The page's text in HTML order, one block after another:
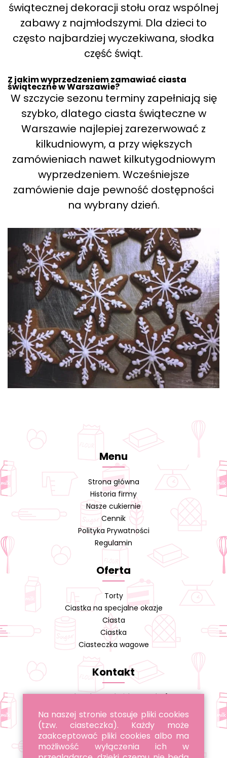
świątecznej dekoracji stołu oraz wspólnej
zabawy z najmłodszymi. Dla dzieci to
często najbardziej wyczekiwana, słodka
część świąt.
Z jakim wyprzedzeniem zamawiać ciasta
świąteczne w Warszawie?
W szczycie sezonu terminy zapełniają się
szybko, dlatego ciasta świąteczne w
Warszawie najlepiej zarezerwować z
kilkudniowym, a przy większych
zamówieniach nawet kilkutygodniowym
wyprzedzeniem. Wcześniejsze
zamówienie daje pewność dostępności
na wybrany dzień.
Menu
Strona główna
Historia firmy
Nasze cukiernie
Cennik
Polityka Prywatności
Regulamin
Oferta
Torty
Ciastka na specjalne okazje
Ciasta
Ciastka
Ciasteczka wagowe
Kontakt
Cukiernia A. Cieślikowski s.j.
tel. 22 643 96 22
tel. 885 051 051
Na naszej stronie stosuje pliki cookies
(tzw. ciasteczka). Każdy może
zaakceptować pliki cookies albo ma
możliwość wyłączenia ich w